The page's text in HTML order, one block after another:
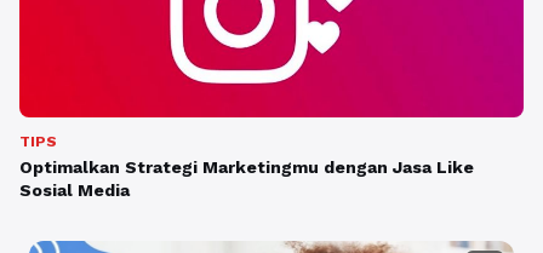
TIPS
Optimalkan Strategi Marketingmu dengan Jasa Like
Sosial Media